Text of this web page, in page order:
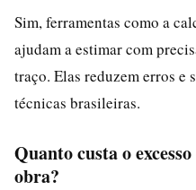
Sim, ferramentas como a
ajudam a estimar com
traço. Elas reduzem erros e
técnicas brasileiras.
Quanto custa o
obra?